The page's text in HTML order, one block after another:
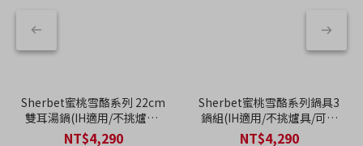
Sherbet蜜桃雪酪系列 22cm
雙耳湯鍋(IH適用/不挑爐具/
可直火)
NT$4,290
Sherbet蜜桃雪酪系列鍋具3
鍋組(IH適用/不挑爐具/可直
火)
NT$4,290